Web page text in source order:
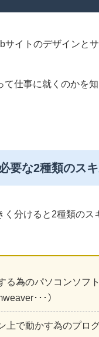
イトのデザインと
て仕事に就くのかを
要な2種類のス
分けると2種類のス
る為のパソコンソフ
･･･）
上で動かす為のプロ